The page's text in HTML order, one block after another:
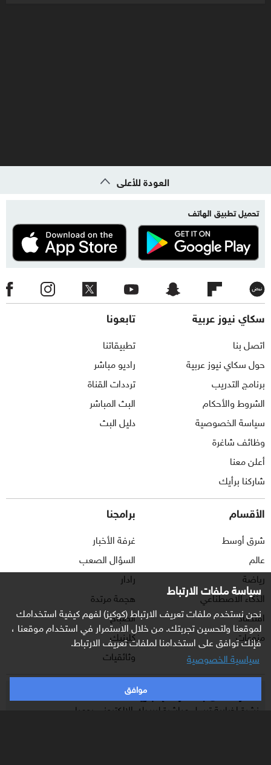
سياسة ملفات الارتباط
نحن نستخدم ملفات تعريف الارتباط (كوكيز) لفهم كيفية استخدامك
لموقعنا ولتحسين تجربتك. من خلال الاستمرار في استخدام موقعنا ،
فإنك توافق على استخدامنا لملفات تعريف الارتباط.
سياسية الخصوصية
موافق
العودة للأعلى
تحميل تطبيق الهاتف
سكاي نيوز عربية
اتصل بنا
حول سكاي نيوز عربية
برنامج التدريب
الشروط والأحكام
سياسة الخصوصية
وظائف شاغرة
أعلن معنا
شاركنا برأيك
تابعونا
تطبيقاتنا
راديو مباشر
ترددات القناة
البث المباشر
دليل البث
الأقسام
شرق أوسط
عالم
رياضة
الذكاء الاصطناعي
اقتصاد
منوعات
برامجنا
غرفة الأخبار
السؤال الصعب
رادار
هجمة مرتدة
الصباح
كلينيك
وثائقيات
اشترك الآن بالنشرة الإخبارية
نشرة إخبارية ترسل مباشرة لبريدك الإلكتروني يوميا